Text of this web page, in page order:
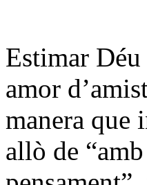
Estimar
amor
manera que
allò de